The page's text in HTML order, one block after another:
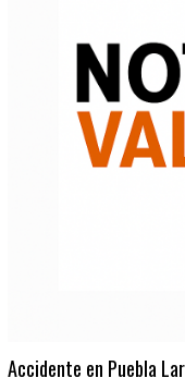
Accidente en Puebla